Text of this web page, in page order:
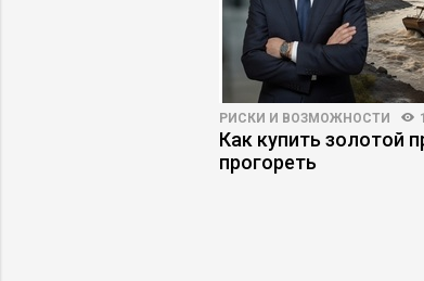
РИСКИ И ВОЗМОЖНОСТИ
Как купить золотой
прогореть